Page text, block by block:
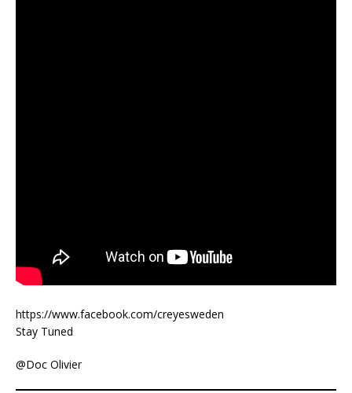
https://www.facebook.com/creyesweden
Stay Tuned
@Doc Olivier